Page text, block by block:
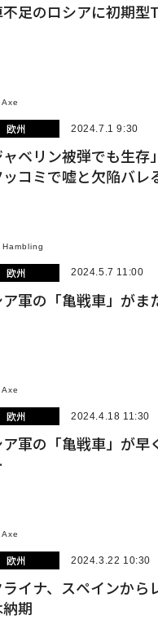
足のロシアに初期型
欧州 2024.7.1 9:30
ャベリン被弾でも生
コミで嘘と欠陥バレ
欧州 2024.5.7 11:00
ア軍の「亀戦車」が
欧州 2024.4.18 11:30
ア軍の「亀戦車」が
欧州 2024.3.22 10:30
ライナ、スペインか
期